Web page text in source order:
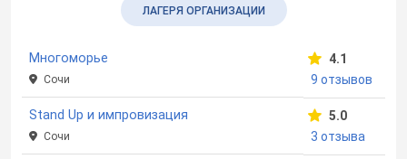
ЛАГЕРЯ ОРГАНИЗАЦИИ
Многоморье
Сочи
4.1
9 отзывов
Stand Up и импровизация
Сочи
5.0
3 отзыва